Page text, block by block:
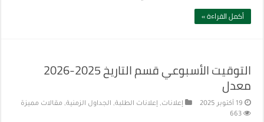
أكمل القراءة »
التوقيت الأسبوعي قسم التاريخ 2025-2026
معدل
19 أكتوبر 2025 إعلانات, إعلانات الطلبة, الجداول الزمنية, مقالات مميزة
663